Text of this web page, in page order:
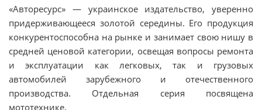
«Авторесурс» — украинское издательство, уверенно
придерживающееся золотой середины. Его продукция
конкурентоспособна на рынке и занимает свою нишу в
средней ценовой категории, освещая вопросы ремонта
и эксплуатации как легковых, так и грузовых
автомобилей зарубежного и отечественного
производства. Отдельная серия посвящена
мототехнике.